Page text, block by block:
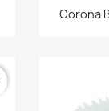
Corona